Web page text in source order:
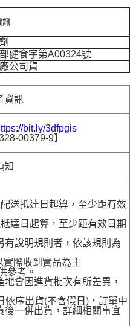
訊
健食字第A00324號
公司貨
資訊
bit.ly/3dfpgis
00379-9】
知
送抵達日起算，至少距有效
達日起算，至少距有效日期
有說明規則者，依該規則為
際收到實品為主
參考。
會因進貨批次有所差異，
依序出貨(不含假日)，訂單中
後一併出貨，詳細相關事宜